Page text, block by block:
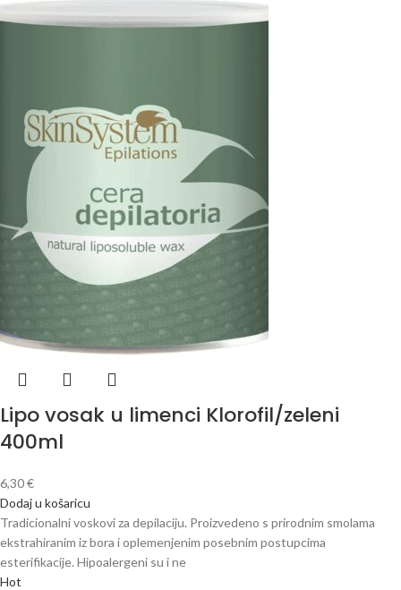
Lipo vosak u limenci Klorofil/zeleni
400ml
6,30€
Dodaj u košaricu
Tradicionalni voskovi za depilaciju. Proizvedeno s prirodnim smolama
ekstrahiranim iz bora i oplemenjenim posebnim postupcima
esterifikacije. Hipoalergeni su i ne
Hot